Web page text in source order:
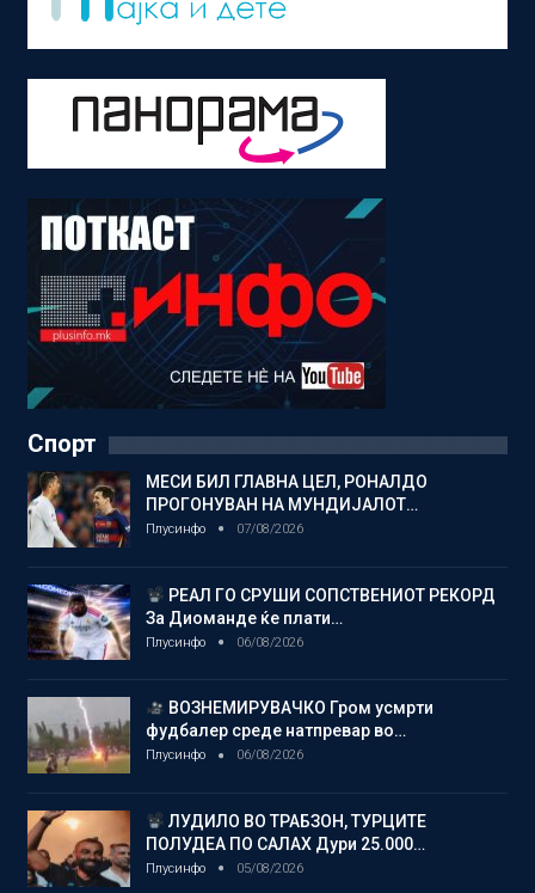
Спорт
МЕСИ БИЛ ГЛАВНА ЦЕЛ, РОНАЛДО
ПРОГОНУВАН НА МУНДИЈАЛОТ…
Плусинфо 07/08/2026
РЕАЛ ГО СРУШИ СОПСТВЕНИОТ РЕКОРД
За Диоманде ќе плати…
Плусинфо 06/08/2026
ВОЗНЕМИРУВАЧКО Гром усмрти
фудбалер среде натпревар во…
Плусинфо 06/08/2026
ЛУДИЛО ВО ТРАБЗОН, ТУРЦИТЕ
ПОЛУДЕА ПО САЛАХ Дури 25.000…
Плусинфо 05/08/2026